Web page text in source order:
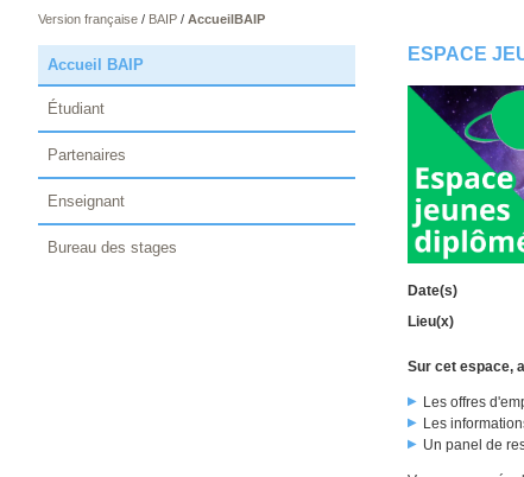
Version française/ BAIP/ AccueilBAIP
ESPACE
Date(s)
Lieu(x)
Sur cet espace,
Les offres
Les
Un panel de
Accueil BAIP
Étudiant
Partenaires
Enseignant
Bureau des stages